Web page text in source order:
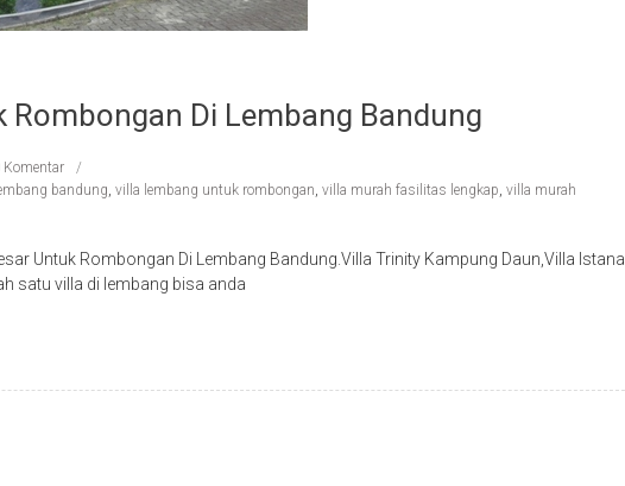
Rombongan Di Lembang Bandung
Komentar
bandung, villa lembang untuk rombongan, villa murah fasilitas lengkap, villa murah
Untuk Rombongan Di Lembang Bandung.Villa Trinity Kampung Daun,Villa Istana
satu villa di lembang bisa anda